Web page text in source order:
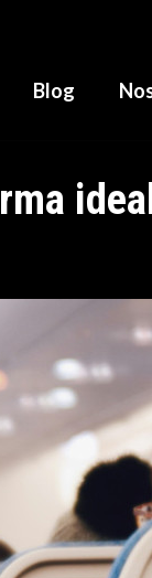
Blog